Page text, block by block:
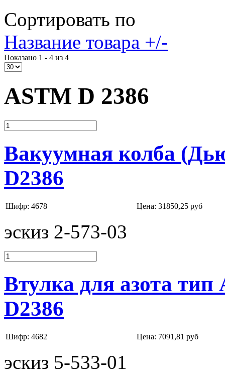
Сортировать по
Название товара +/-
Показано 1 - 4 из 4
ASTM D 2386
Вакуумная колба
D2386
Шифр: 4678 Цена: 31850,25 руб
эскиз 2-573-03
Втулка для азота
D2386
Шифр: 4682 Цена: 7091,81 руб
эскиз 5-533-01